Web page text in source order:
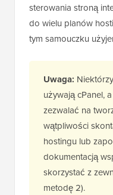
sterowania stroną
do wielu planów
tym samouczku
Uwaga:
używają cPanel,
zezwalać na
wątpliwości
hostingu lub
dokumentacją
skorzystać z
metodę 2).